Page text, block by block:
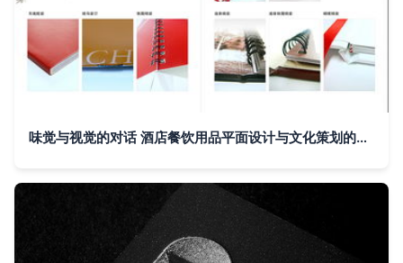
味觉与视觉的对话 酒店餐饮用品平面设计与文化策划的融合之道